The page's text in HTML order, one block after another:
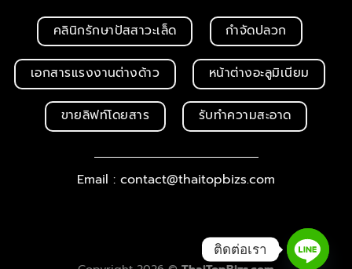
คลินิกรักษาปัสสาวะเล็ด กำจัดปลวก
เอกสารแรงงานต่างด้าว หน้าต่างอะลูมิเนียม
ขายลิฟท์โดยสาร รับทำความสะอาด
Email : contact@thaitopbizs.com
ติดต่อเรา